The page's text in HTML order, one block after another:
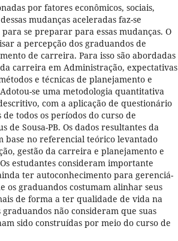
por fatores econômicos, sociais,
mudanças aceleradas faz-se
se preparar para essas mudanças. O
a percepção dos graduandos de
de carreira. Para isso são abordadas
carreira em Administração, expectativas
e técnicas de planejamento e
se uma metodologia quantitativa
com a aplicação de questionário
todos os períodos do curso de
de Sousa-PB. Os dados resultantes da
base no referencial teórico levantado
gestão da carreira e planejamento e
estudantes consideram importante
ter autoconhecimento para gerenciá-
os graduandos costumam alinhar seus
de forma a ter qualidade de vida na
não consideram que suas
sido construídas por meio do curso de